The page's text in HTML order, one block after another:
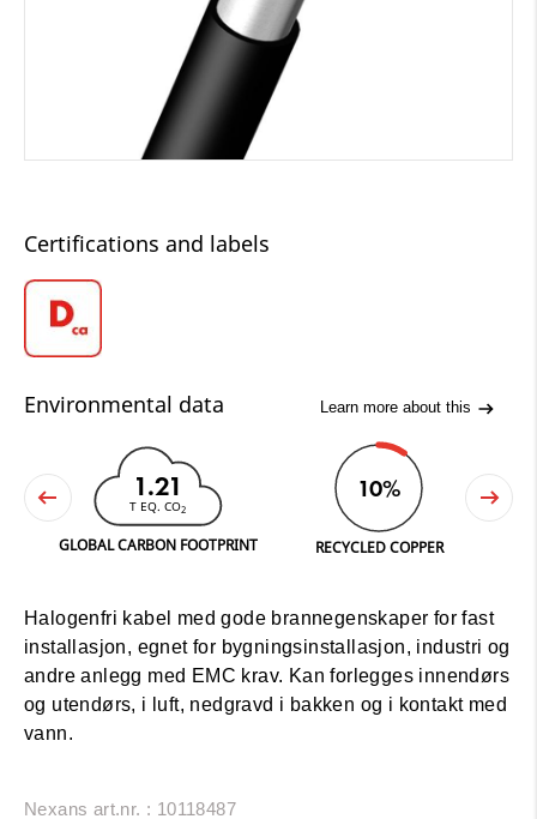
Certifications and labels
Environmental data Learn more about this
1.21
T EQ. CO2
GLOBAL CARBON FOOTPRINT
10%
RECYCLED COPPER
Halogenfri kabel med gode brannegenskaper for fast
installasjon, egnet for bygningsinstallasjon, industri og
andre anlegg med EMC krav. Kan forlegges innendørs
og utendørs, i luft, nedgravd i bakken og i kontakt med
vann.
Nexans art.nr. : 10118487